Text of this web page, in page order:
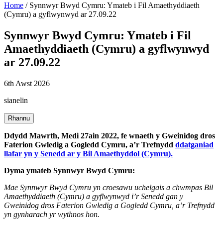
Home / Synnwyr Bwyd Cymru: Ymateb i Fil Amaethyddiaeth
(Cymru) a gyflwynwyd ar 27.09.22
Synnwyr Bwyd Cymru: Ymateb i Fil
Amaethyddiaeth (Cymru) a gyflwynwyd
ar 27.09.22
6th Awst 2026
sianelin
Rhannu
Ddydd Mawrth, Medi 27ain 2022, fe wnaeth y Gweinidog dros
Faterion Gwledig a Gogledd Cymru, a’r Trefnydd ddatganiad
llafar yn y Senedd ar y Bil Amaethyddol (Cymru).
Dyma ymateb Synnwyr Bwyd Cymru:
Mae Synnwyr Bwyd Cymru yn croesawu uchelgais a chwmpas Bil
Amaethyddiaeth (Cymru) a gyflwynwyd i’r Senedd gan y
Gweinidog dros Faterion Gwledig a Gogledd Cymru, a’r Trefnydd
yn gynharach yr wythnos hon.